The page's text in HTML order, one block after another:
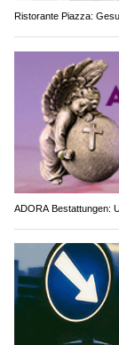
Ristorante Piazza:
ADORA Bestattungen: